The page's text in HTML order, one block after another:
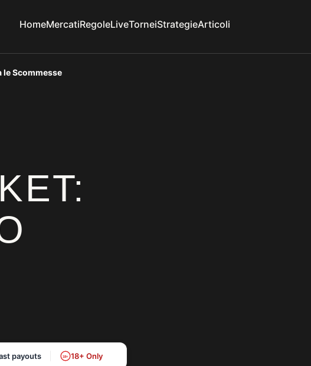
HomeMercatiRegoleLiveTorneiStrategieArticoli
le Scommesse
payouts 18+ 18+ Only